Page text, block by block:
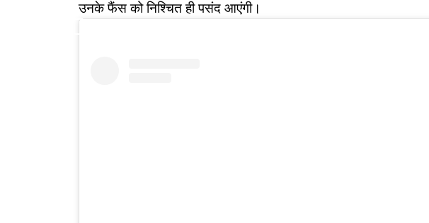
उनके फैंस को निश्चित ही पसंद आएंगी।